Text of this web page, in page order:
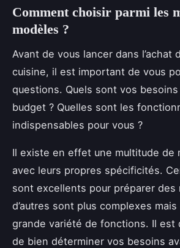
Comment choisir parmi les
modèles ?
Avant de vous lancer dans l’achat
cuisine, il est important de vous
questions. Quels sont vos
budget ? Quelles sont les
indispensables pour vous ?
Il existe en effet une multitude de
avec leurs propres spécificités.
sont excellents pour préparer des
d’autres sont plus complexes
grande variété de fonctions. Il est
de bien déterminer vos besoins